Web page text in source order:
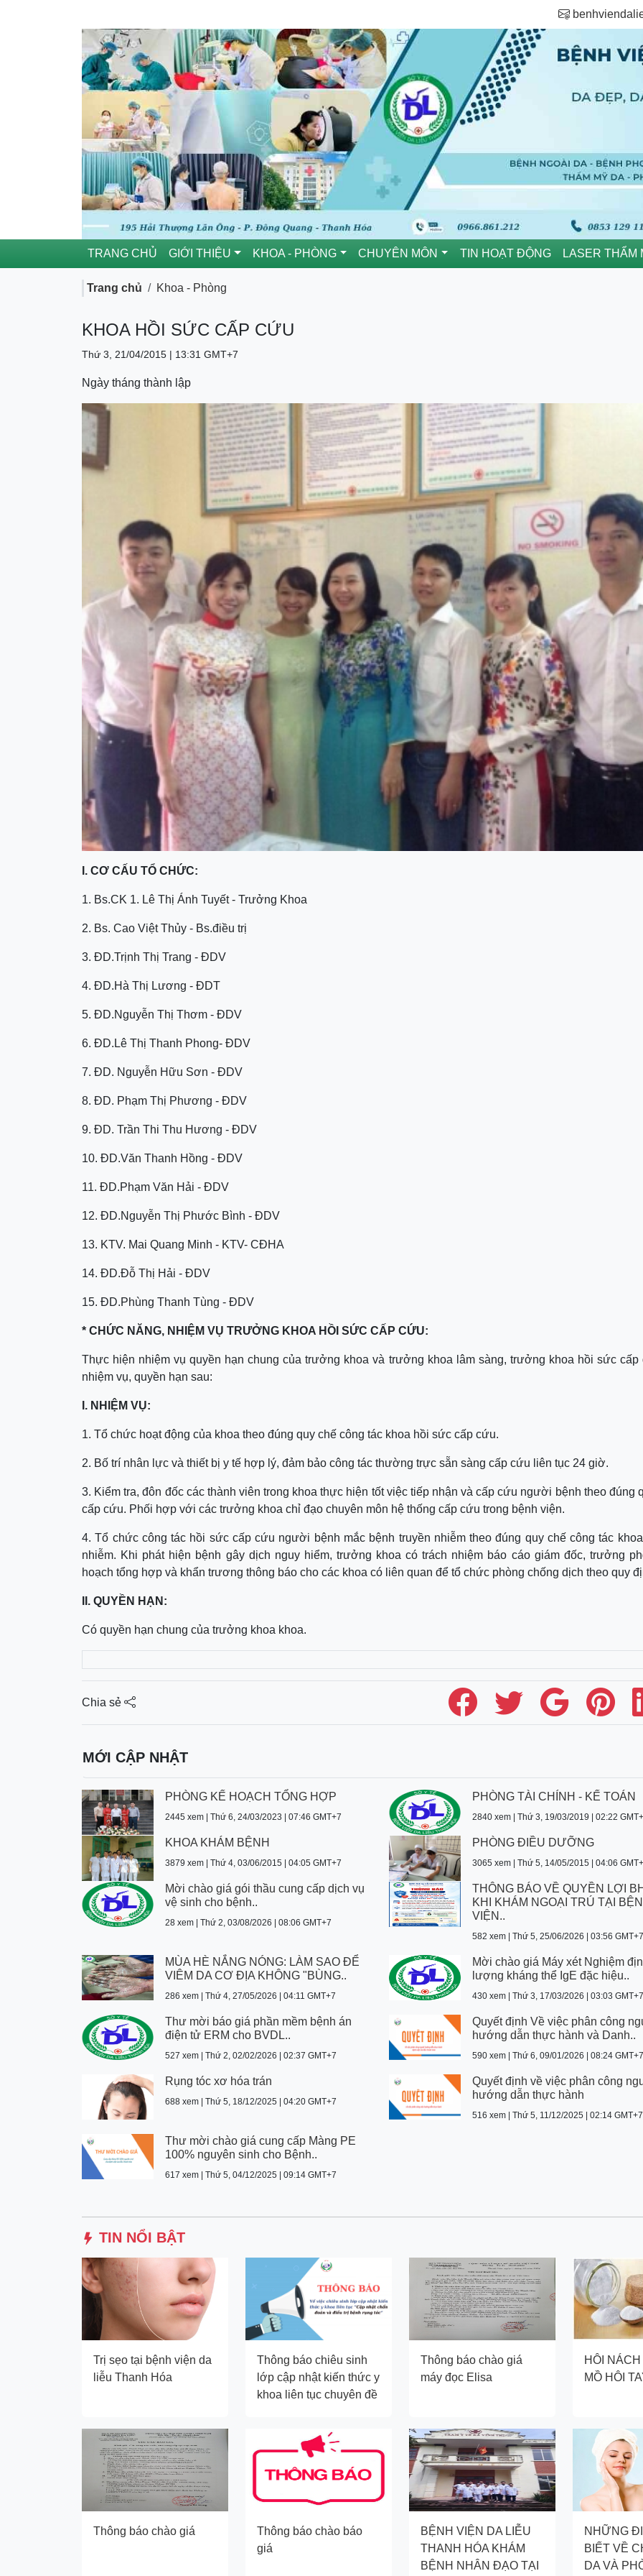
TRANG CHỦ GIỚI THIỆU KHOA - PHÒNG CHUYÊN MÔN TIN HOẠT ĐỘNG LASER THẨM
Trang chủ Khoa - Phòng
KHOA HỒI SỨC CẤP CỨU
Thứ 3, 21/04/2015 | 13:31 GMT+7
Ngày tháng thành lập
I. CƠ CẤU TỔ CHỨC:
1. Bs.CK 1. Lê Thị Ánh Tuyết - Trưởng Khoa
2. Bs. Cao Việt Thủy - Bs.điều trị
3. ĐD.Trịnh Thị Trang - ĐDV
4. ĐD.Hà Thị Lương - ĐDT
5. ĐD.Nguyễn Thị Thơm - ĐDV
6. ĐD.Lê Thị Thanh Phong- ĐDV
7. ĐD. Nguyễn Hữu Sơn - ĐDV
8. ĐD. Phạm Thị Phương - ĐDV
9. ĐD. Trần Thi Thu Hương - ĐDV
10. ĐD.Văn Thanh Hồng - ĐDV
11. ĐD.Phạm Văn Hải - ĐDV
12. ĐD.Nguyễn Thị Phước Bình - ĐDV
13. KTV. Mai Quang Minh - KTV- CĐHA
14. ĐD.Đỗ Thị Hải - ĐDV
15. ĐD.Phùng Thanh Tùng - ĐDV
* CHỨC NĂNG, NHIỆM VỤ TRƯỞNG KHOA HỒI SỨC CẤP CỨU:
Thực hiện nhiệm vụ quyền hạn chung của trưởng khoa và trưởng khoa lâm sàng, trưởng khoa hồi sức cấp
nhiệm vụ, quyền hạn sau:
I. NHIỆM VỤ:
1. Tổ chức hoạt động của khoa theo đúng quy chế công tác khoa hồi sức cấp cứu.
2. Bố trí nhân lực và thiết bị y tế hợp lý, đảm bảo công tác thường trực sẵn sàng cấp cứu liên tục 24 giờ.
3. Kiểm tra, đôn đốc các thành viên trong khoa thực hiện tốt việc tiếp nhận và cấp cứu người bệnh theo đúng
cấp cứu. Phối hợp với các trưởng khoa chỉ đạo chuyên môn hệ thống cấp cứu trong bệnh viện.
4. Tổ chức công tác hồi sức cấp cứu người bệnh mắc bệnh truyền nhiễm theo đúng quy chế công tác
nhiễm. Khi phát hiện bệnh gây dịch nguy hiểm, trưởng khoa có trách nhiệm báo cáo giám đốc, trưởng
hoạch tổng hợp và khẩn trương thông báo cho các khoa có liên quan để tổ chức phòng chống dịch theo quy
II. QUYỀN HẠN:
Có quyền hạn chung của trưởng khoa khoa.
Chia sẻ
MỚI CẬP NHẬT
PHÒNG KẾ HOẠCH TỔNG HỢP
2445 xem | Thứ 6, 24/03/2023 | 07:46 GMT+7
PHÒNG TÀI CHÍNH - KẾ TOÁN
2840 xem | Thứ 3, 19/03/2019 | 02:22
KHOA KHÁM BỆNH
3879 xem | Thứ 4, 03/06/2015 | 04:05 GMT+7
PHÒNG ĐIỀU DƯỠNG
3065 xem | Thứ 5, 14/05/2015 | 04:06
Mời chào giá gói thầu cung cấp dịch vụ
vệ sinh cho bệnh..
28 xem | Thứ 2, 03/08/2026 | 08:06 GMT+7
THÔNG BÁO VỀ QUYỀN LỢI
KHI KHÁM NGOẠI TRÚ TẠI
VIỆN..
582 xem | Thứ 5, 25/06/2026 | 03:56 GMT+7
MÙA HÈ NẮNG NÓNG: LÀM SAO ĐỂ
VIÊM DA CƠ ĐỊA KHÔNG "BÙNG..
286 xem | Thứ 4, 27/05/2026 | 04:11 GMT+7
Mời chào giá Máy xét Nghiệm
lượng kháng thể IgE đặc hiệu..
430 xem | Thứ 3, 17/03/2026 | 03:03 GMT+7
Thư mời báo giá phần mềm bệnh án
điện tử ERM cho BVDL..
527 xem | Thứ 2, 02/02/2026 | 02:37 GMT+7
Quyết định Về việc phân công
hướng dẫn thực hành và Danh..
590 xem | Thứ 6, 09/01/2026 | 08:24 GMT+7
Rụng tóc xơ hóa trán
688 xem | Thứ 5, 18/12/2025 | 04:20 GMT+7
Quyết định về việc phân công
hướng dẫn thực hành
516 xem | Thứ 5, 11/12/2025 | 02:14 GMT+7
Thư mời chào giá cung cấp Màng PE
100% nguyên sinh cho Bệnh..
617 xem | Thứ 5, 04/12/2025 | 09:14 GMT+7
TIN NỔI BẬT
Trị sẹo tại bệnh viện da
liễu Thanh Hóa
Thông báo chiêu sinh
lớp cập nhật kiến thức y
khoa liên tục chuyên đề
điều trị bệnh rụng tóc"
Thông báo chào giá
máy đọc Elisa
HÔI
MỒ HÔI
Thông báo chào giá
Thông báo chào báo
giá
BỆNH VIỆN DA LIỄU
THANH HÓA KHÁM
BỆNH NHÂN ĐẠO TẠI
NHỮNG
BIẾT VỀ
DA VÀ